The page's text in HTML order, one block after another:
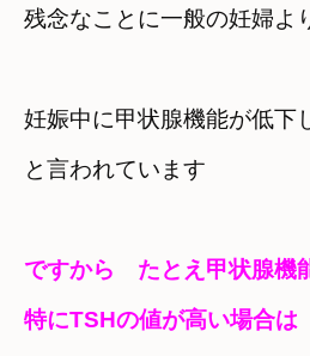
残念なことに一般の妊婦よ
妊娠中に甲状腺機能が低
と言われています
ですから　たとえ甲状腺
特にTSHの値が高い場合は